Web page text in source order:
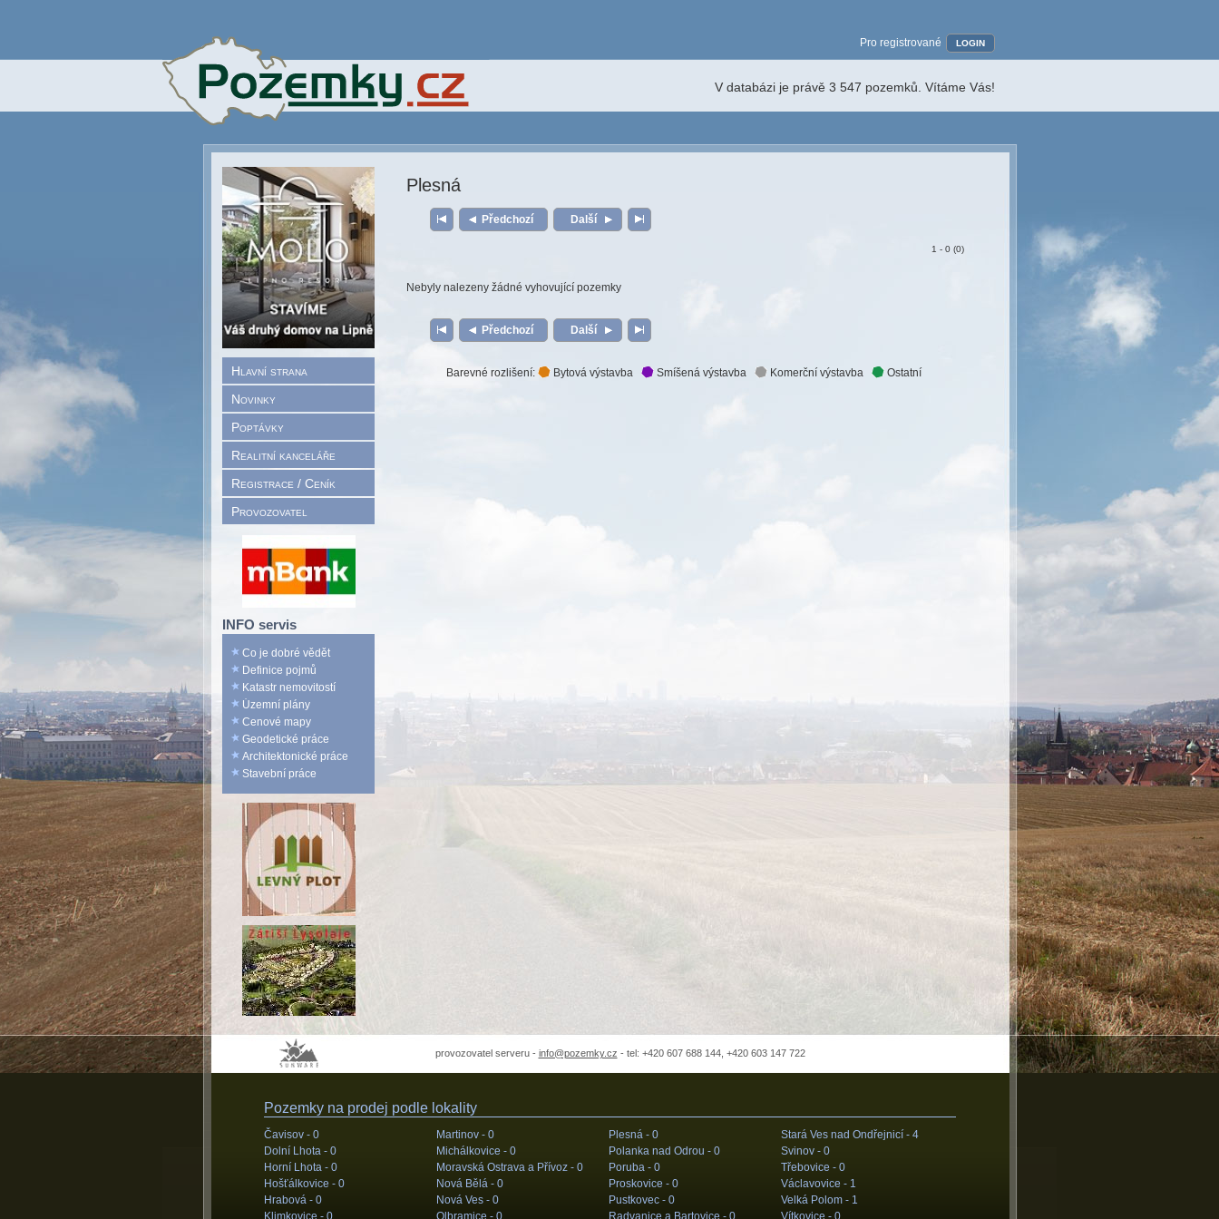
Hlavní strana
Novinky
Poptávky
Realitní kanceláře
Registrace / Ceník
Provozovatel
INFO servis
Co je dobré vědět
Definice pojmů
Katastr nemovitostí
Územní plány
Cenové mapy
Geodetické práce
Architektonické práce
Stavební práce
Pro registrované LOGIN
V databázi je právě 3 547 pozemků. Vítáme Vás!
Plesná
Předchozí Další
1 - 0 (0)
Nebyly nalezeny žádné vyhovující pozemky
Předchozí Další
Barevné rozlišení: Bytová výstavba Smíšená výstavba Komerční výstavba Ostatní
provozovatel serveru - info@pozemky.cz - tel: +420 607 688 144, +420 603 147 722
Pozemky na prodej podle lokality
Čavisov - 0
Dolní Lhota - 0
Horní Lhota - 0
Hošťálkovice - 0
Hrabová - 0
Klimkovice - 0
Martinov - 0
Michálkovice - 0
Moravská Ostrava a Přívoz - 0
Nová Bělá - 0
Nová Ves - 0
Olbramice - 0
Plesná - 0
Polanka nad Odrou - 0
Poruba - 0
Proskovice - 0
Pustkovec - 0
Radvanice a Bartovice - 0
Stará Ves nad Ondřejnicí - 4
Svinov - 0
Třebovice - 0
Václavovice - 1
Velká Polom - 1
Vítkovice - 0